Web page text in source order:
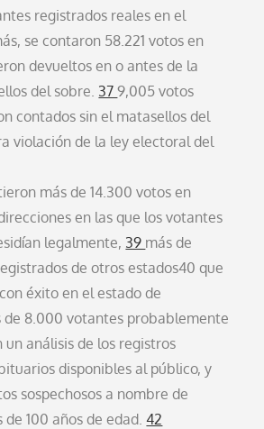
registrados reales en el
se contaron 58.221 votos en
devueltos en o antes de la
del sobre. 379,005 votos
contados sin el matasellos del
violación de la ley electoral del
más de 14.300 votos en
en las que los votantes
legalmente, 39 más de
de otros estados40 que
éxito en el estado de
de 8.000 votantes probablemente
un análisis de los registros
disponibles al público, y
sospechosos a nombre de
de 100 años de edad.42